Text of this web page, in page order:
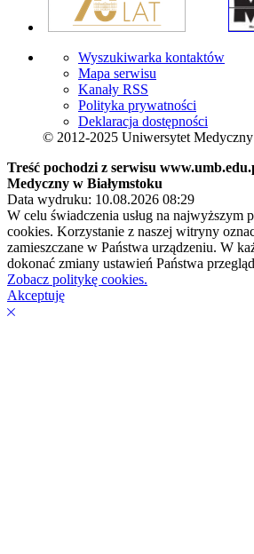
Wyszukiwarka kontaktów
Mapa serwisu
Kanały RSS
Polityka prywatności
Deklaracja dostępności
© 2012-2025 Uniwersytet
Treść pochodzi z serwisu
Medyczny w Białymstoku
Data wydruku: 10.08.2026 08:29
W celu świadczenia usług na najwyższym
cookies. Korzystanie z naszej witryny
zamieszczane w Państwa urządzeniu. W
dokonać zmiany ustawień Państwa
Zobacz politykę cookies.
Akceptuję